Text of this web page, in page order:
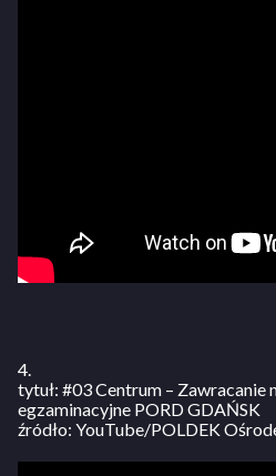
4.
tytuł: #03 Centrum – Zawracanie
egzaminacyjne PORD GDAŃSK
źródło: YouTube/POLDEK